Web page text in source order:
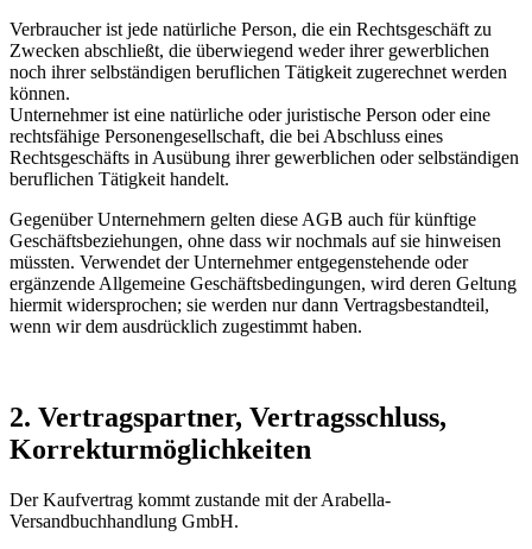
Verbraucher ist jede natürliche Person, die ein Rechtsgeschäft zu
Zwecken abschließt, die überwiegend weder ihrer gewerblichen
noch ihrer selbständigen beruflichen Tätigkeit zugerechnet werden
können.
Unternehmer ist eine natürliche oder juristische Person oder eine
rechtsfähige Personengesellschaft, die bei Abschluss eines
Rechtsgeschäfts in Ausübung ihrer gewerblichen oder selbständigen
beruflichen Tätigkeit handelt.
Gegenüber Unternehmern gelten diese AGB auch für künftige
Geschäftsbeziehungen, ohne dass wir nochmals auf sie hinweisen
müssten. Verwendet der Unternehmer entgegenstehende oder
ergänzende Allgemeine Geschäftsbedingungen, wird deren Geltung
hiermit widersprochen; sie werden nur dann Vertragsbestandteil,
wenn wir dem ausdrücklich zugestimmt haben.
2. Vertragspartner, Vertragsschluss,
Korrekturmöglichkeiten
Der Kaufvertrag kommt zustande mit der Arabella-
Versandbuchhandlung GmbH.